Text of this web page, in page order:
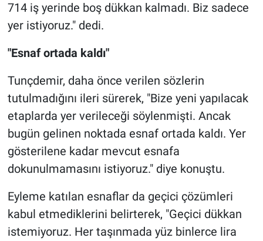
714 iş yerinde boş dükkan kalmadı. Biz sadece
yer istiyoruz." dedi.
"Esnaf ortada kaldı"
Tunçdemir, daha önce verilen sözlerin
tutulmadığını ileri sürerek, "Bize yeni yapılacak
etaplarda yer verileceği söylenmişti. Ancak
bugün gelinen noktada esnaf ortada kaldı. Yer
gösterilene kadar mevcut esnafa
dokunulmamasını istiyoruz." diye konuştu.
Eyleme katılan esnaflar da geçici çözümleri
kabul etmediklerini belirterek, "Geçici dükkan
istemiyoruz. Her taşınmada yüz binlerce lira